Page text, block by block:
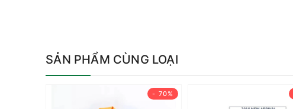
SẢN PHẨM CÙNG LOẠI
- 70%